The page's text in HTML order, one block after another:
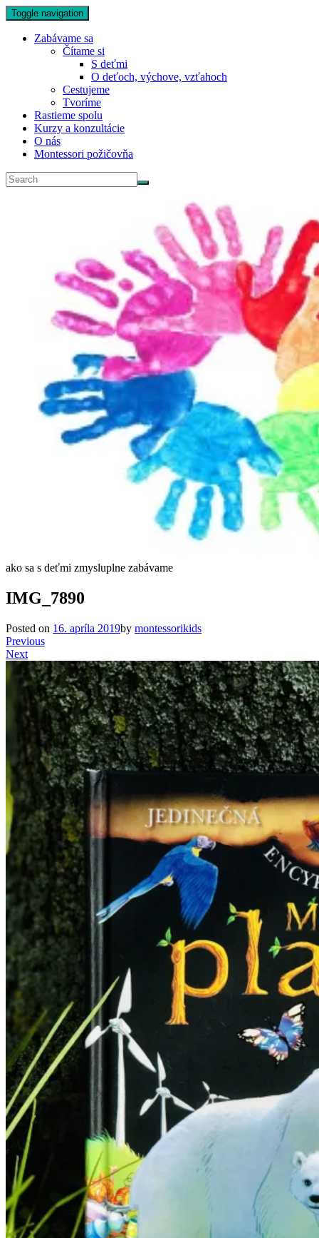
Toggle navigation
Zabávame sa
Čítame si
S deťmi
O deťoch, výchove, vzťahoch
Cestujeme
Tvoríme
Rastieme spolu
Kurzy a konzultácie
O nás
Montessori požičovňa
ako sa s deťmi zmysluplne zabávame
IMG_7890
Posted on 16. apríla 2019by montessorikids
Previous
Next